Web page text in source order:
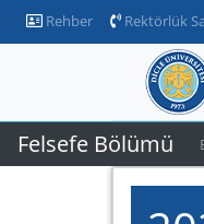
Rehber Rektörlük
Felsefe Bölümü